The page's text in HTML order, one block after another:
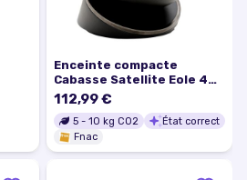
Enceinte compacte
Cabasse Satellite Eole 4
Noir Vendue à l’unité
112,99 €
5 - 10 kg CO2
État correct
Fnac